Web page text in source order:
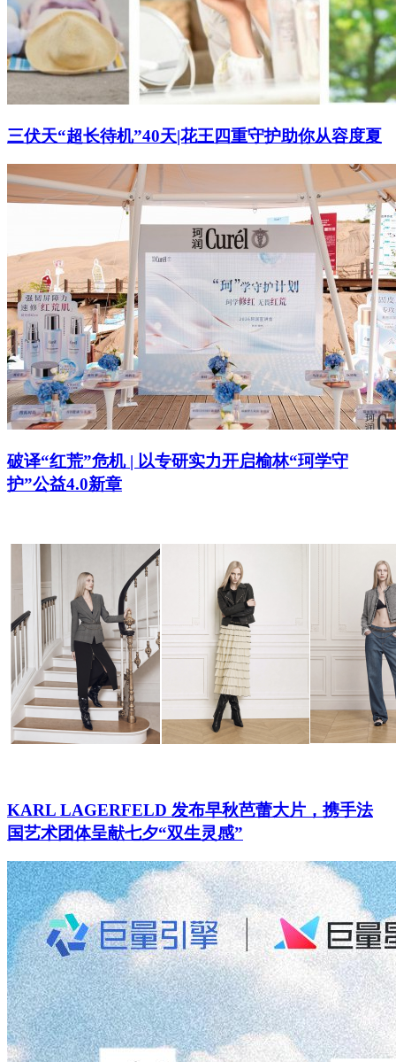
三伏天“超长待机”40天|花王四重守护助你从容度夏
破译“红荒”危机 | 以专研实力开启榆林“珂学守
护”公益4.0新章
KARL LAGERFELD 发布早秋芭蕾大片，携手法
国艺术团体呈献七夕“双生灵感”